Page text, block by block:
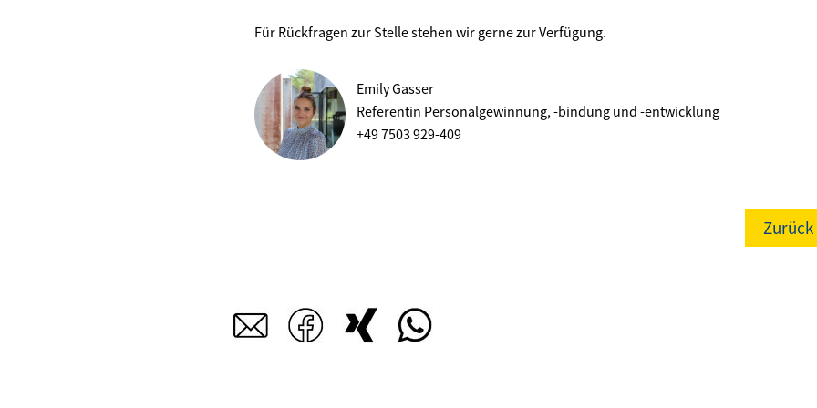
Für Rückfragen zur Stelle stehen wir gerne zur Verfügung.
Emily Gasser
Referentin Personalgewinnung, -bindung und -entwicklung
+49 7503 929-409
Zurück